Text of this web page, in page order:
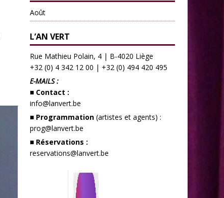
Août
L’AN VERT
Rue Mathieu Polain, 4 | B-4020 Liège
+32 (0) 4 342 12 00 | +32 (0) 494 420 495
E-MAILS :
■ Contact :
info@lanvert.be
■ Programmation(artistes et agents) :
prog@lanvert.be
■ Réservations :
reservations@lanvert.be